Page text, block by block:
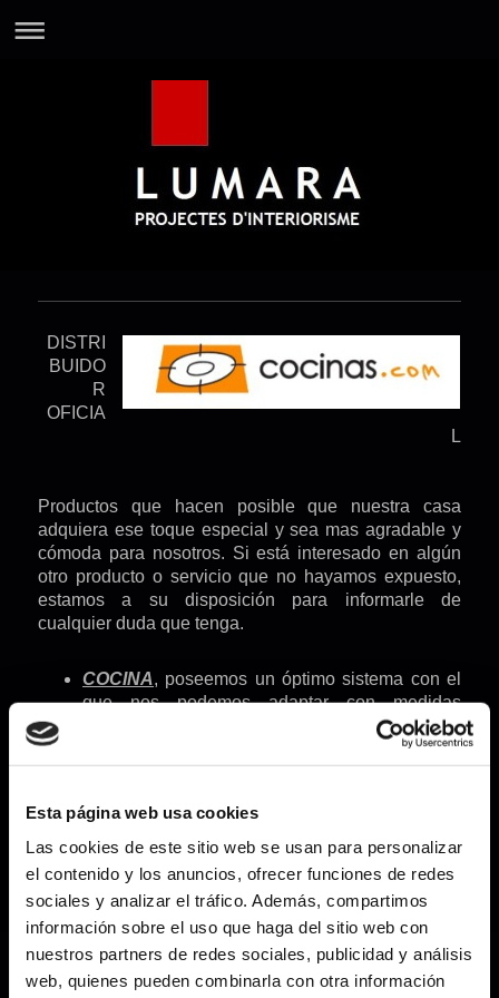
Esta página web usa cookies
Las cookies de este sitio web se usan para personalizar
el contenido y los anuncios, ofrecer funciones de redes
sociales y analizar el tráfico. Además, compartimos
información sobre el uso que haga del sitio web con
nuestros partners de redes sociales, publicidad y análisis
web, quienes pueden combinarla con otra información
DISTRI
BUIDO
R
OFICIA
L
Productos que hacen posible que nuestra casa
adquiera ese toque especial y sea mas agradable y
cómoda para nosotros. Si está interesado en algún
otro producto o servicio que no hayamos expuesto,
estamos a su disposición para informarle de
cualquier duda que tenga.
COCINA, poseemos un óptimo sistema con el
que nos podemos adaptar con medidas
especiales en el mobiliario, vistiendo su cocina
con infinidad de posibilidades, un abanico
extenso en modelos de puertas de excelente
tendencias, en ocasiones, adelantándonos al
futuro. Desde los cajones y caceroleros más
anchos, con extracción total para acceder con
comodidad, electrodomésticos de última
generación, pasando por los diferentes
modelos de carros extraíbles, cubos para
selección de desperdicios. Todo ello,
imprescindible en la cocina